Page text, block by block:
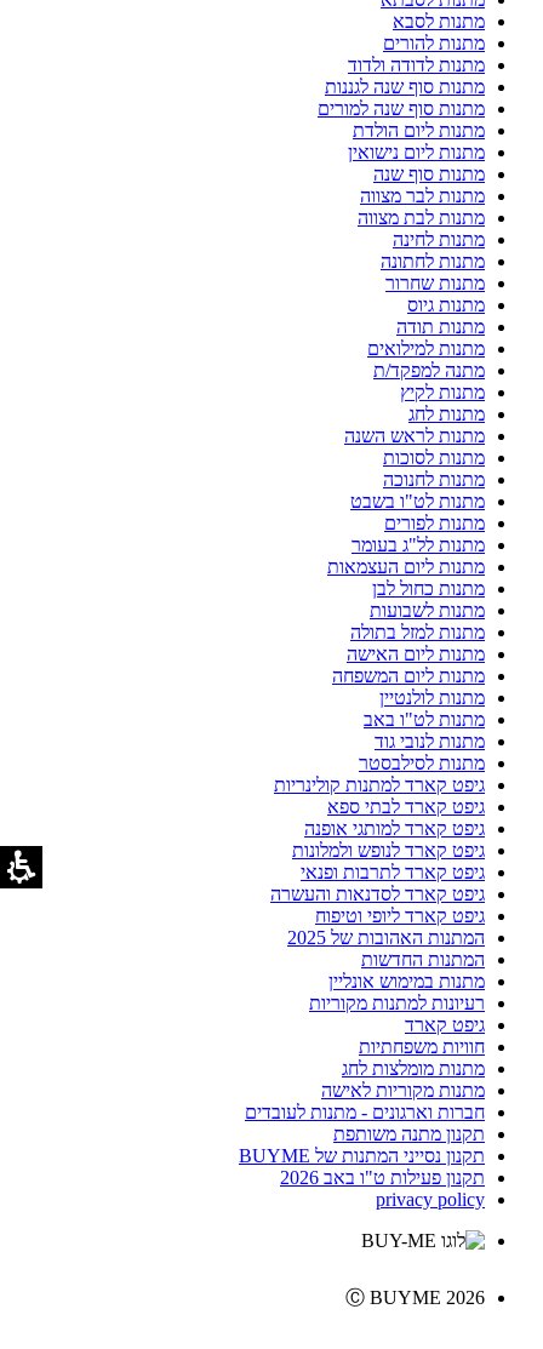
מתנות לסבא
מתנות להורים
מתנות לדודה ולדוד
מתנות סוף שנה לגננות
מתנות סוף שנה למורים
מתנות ליום הולדת
מתנות ליום נישואין
מתנות סוף שנה
מתנות לבר מצווה
מתנות לבת מצווה
מתנות לחינה
מתנות לחתונה
מתנות שחרור
מתנות גיוס
מתנות תודה
מתנות למילואים
מתנה למפקד/ת
מתנות לקיץ
מתנות לחג
מתנות לראש השנה
מתנות לסוכות
מתנות לחנוכה
מתנות לט"ו בשבט
מתנות לפורים
מתנות לל"ג בעומר
מתנות ליום העצמאות
מתנות כחול לבן
מתנות לשבועות
מתנות למזל בתולה
מתנות ליום האישה
מתנות ליום המשפחה
מתנות לולנטיין
מתנות לט"ו באב
מתנות לנובי גוד
מתנות לסילבסטר
גיפט קארד למתנות קולינריות
גיפט קארד לבתי ספא
גיפט קארד למותגי אופנה
גיפט קארד לנופש ולמלונות
גיפט קארד לתרבות ופנאי
גיפט קארד לסדנאות והעשרה
גיפט קארד ליופי וטיפוח
המתנות האהובות של 2025
המתנות החדשות
מתנות במימוש אונליין
רעיונות למתנות מקוריות
גיפט קארד
חוויות משפחתיות
מתנות מומלצות לחג
מתנות מקוריות לאישה
חברות וארגונים - מתנות לעובדים
תקנון מתנה משותפת
תקנון נסייני המתנות של BUYME
תקנון פעילות ט"ו באב 2026
privacy policy
Ⓒ BUYME 2026